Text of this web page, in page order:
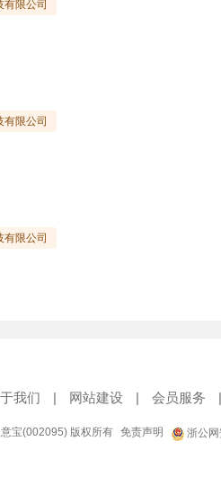
有限公司
有限公司
有限公司
我们 | 网站建设 | 会员服务 |
宝(002095) 版权所有 免责声明 浙公